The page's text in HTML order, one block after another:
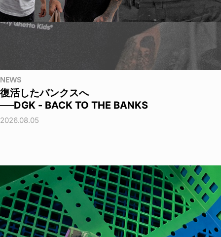
NEWS
復活したバンクスへ
──DGK - BACK TO THE BANKS
2026.08.05